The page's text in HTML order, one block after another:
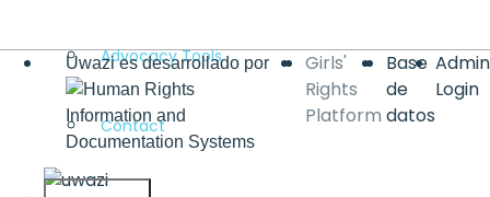
Advocacy Tools
Contact
Uwazi es desarrollado por
Base
de
datos
Admin
Login